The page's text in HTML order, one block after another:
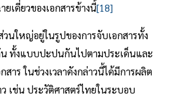
ยเดี่ยวของเอกสารข้างนี้[18]
นใหญ่อยู่ในรูปของการจับเอกสารทั้ง
น ทั้งแบบปะปนกันไปตามประเด็นและ
าร ในช่วงเวลาดังกล่าวนี้ได้มีการผลิต
เช่น ประวัติศาสตร์ไทยในระบอบ